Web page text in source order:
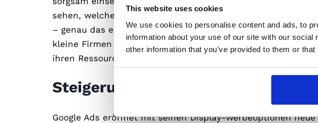
This website uses cookies
We use cookies to personalise content and ads, to
information about your use of our site with our
other information that you’ve provided to them or
sehen, welche Anzeigen funktionieren und welche noch ein
– genau das ermöglicht Google Ads. Dieses präzise Tracking
kleine Firmen brauchen, um ihre Werbestrategien clever
ihren Ressourcen herauszuholen.
Steigerung der Markenpräsenz
Google Ads eröffnet mit seinen Display-Werbeoptionen